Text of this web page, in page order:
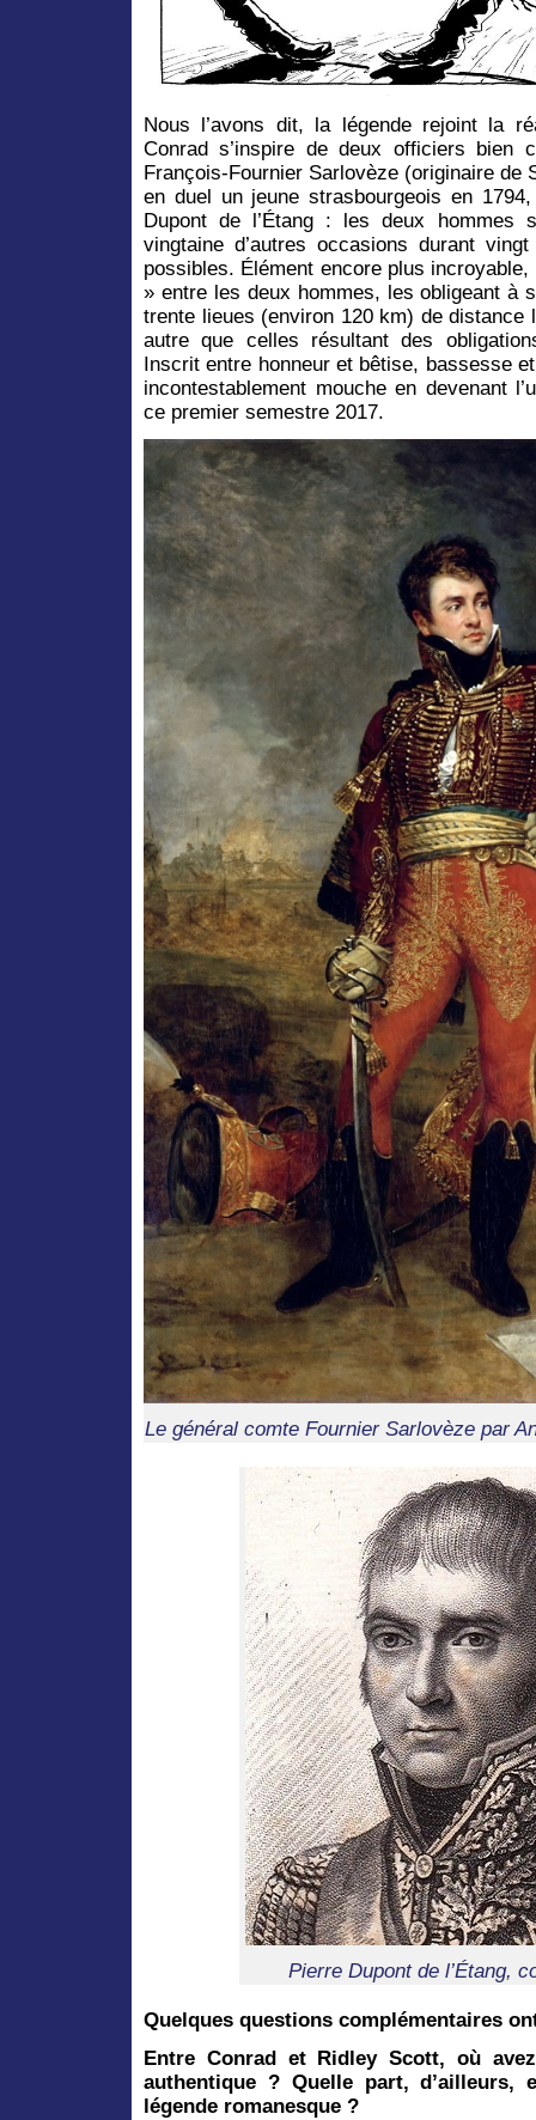
Nous l’avons dit, la légende rejoint la
Conrad s’inspire de deux officiers bien
François-Fournier Sarlovèze (originaire de
en duel un jeune strasbourgeois en
Dupont de l’Étang : les deux hommes
vingtaine d’autres occasions durant
possibles. Élément encore plus
» entre les deux hommes, les obligeant à
trente lieues (environ 120 km) de distance
autre que celles résultant des
Inscrit entre honneur et bêtise, bassesse
incontestablement mouche en devenant
ce premier semestre 2017.
Le général comte Fournier Sarlovèze par
Pierre Dupont de l’Étang,
Quelques questions complémentaires
Entre Conrad et Ridley Scott, où
authentique ? Quelle part, d’ailleurs,
légende romanesque ?